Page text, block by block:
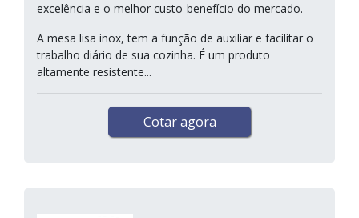
excelência e o melhor custo-benefício do mercado.
A mesa lisa inox, tem a função de auxiliar e facilitar o
trabalho diário de sua cozinha. É um produto
altamente resistente...
Cotar agora